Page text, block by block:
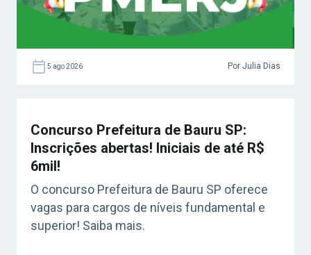
5 ago 2026 Por Julia Dias
Concurso Prefeitura de Bauru SP:
Inscrições abertas! Iniciais de até R$
6mil!
O concurso Prefeitura de Bauru SP oferece
vagas para cargos de níveis fundamental e
superior! Saiba mais.